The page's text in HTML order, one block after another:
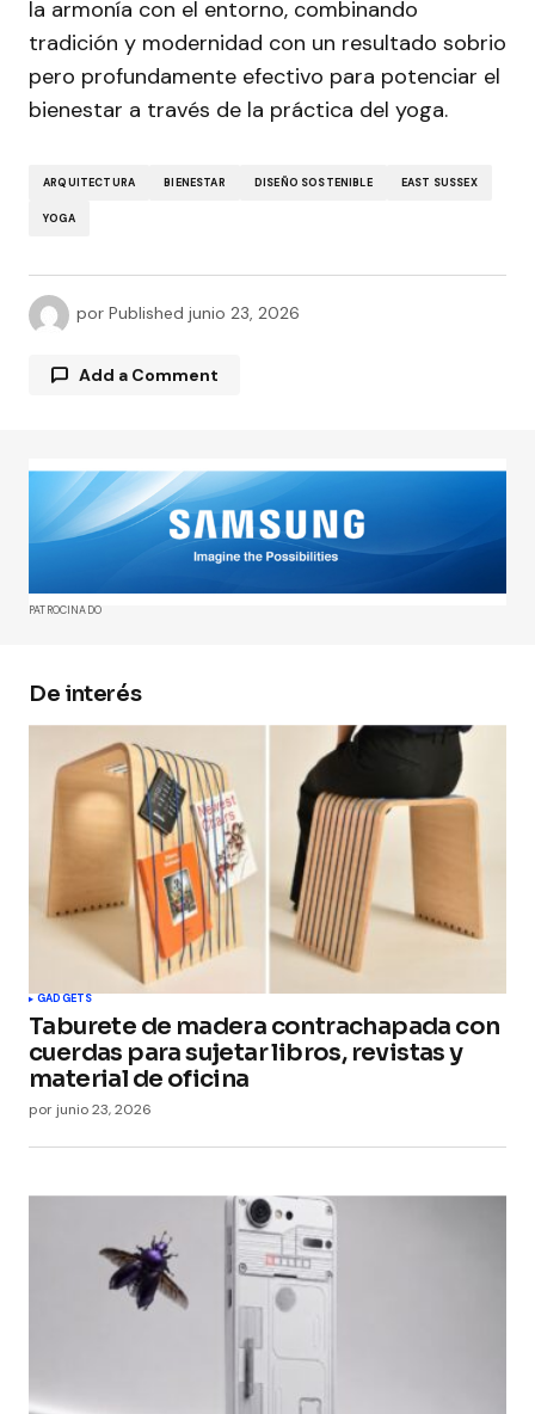
la armonía con el entorno, combinando
tradición y modernidad con un resultado sobrio
pero profundamente efectivo para potenciar el
bienestar a través de la práctica del yoga.
ARQUITECTURA BIENESTAR DISEÑO SOSTENIBLE EAST SUSSEX
YOGA
por Published junio 23, 2026
Add a Comment
Tu dirección de correo electrónico no será
publicada.Los campos obligatorios están
marcados con*
Comment*
Your Name
Your E-mail*
Guarda mi nombre, correo electrónico y web en
este navegador para la próxima vez que
comente.
Submit Comment
PATROCINADO
De interés
GADGETS
Taburete de madera contrachapada con
cuerdas para sujetar libros, revistas y
material de oficina
por junio 23, 2026